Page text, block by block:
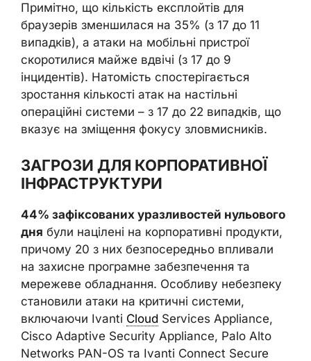
Примітно, що кількість експлойтів для
браузерів зменшилася на 35% (з 17 до 11
випадків), а атаки на мобільні пристрої
скоротилися майже вдвічі (з 17 до 9
інцидентів). Натомість спостерігається
зростання кількості атак на настільні
операційні системи – з 17 до 22 випадків, що
вказує на зміщення фокусу зловмисників.
ЗАГРОЗИ ДЛЯ КОРПОРАТИВНОЇ
ІНФРАСТРУКТУРИ
44% зафіксованих уразливостей нульового
дня були націлені на корпоративні продукти,
причому 20 з них безпосередньо впливали
на захисне програмне забезпечення та
мережеве обладнання. Особливу небезпеку
становили атаки на критичні системи,
включаючи Ivanti Cloud Services Appliance,
Cisco Adaptive Security Appliance, Palo Alto
Networks PAN-OS та Ivanti Connect Secure